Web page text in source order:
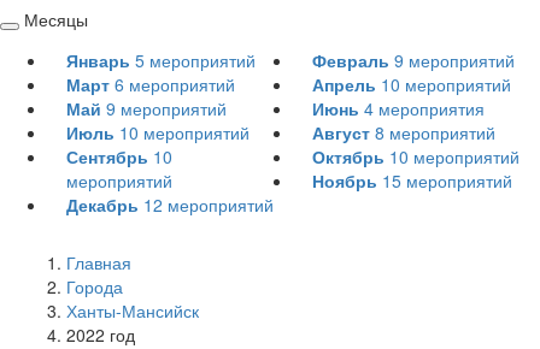
Свернуть
развернуть
Месяцы
Январь 5 мероприятий Февраль 9 мероприятий
Март 6 мероприятий Апрель 10 мероприятий
Май 9 мероприятий Июнь 4 мероприятия
Июль 10 мероприятий Август 8 мероприятий
Сентябрь 10
мероприятий
Октябрь 10 мероприятий
Ноябрь 15 мероприятий
Декабрь 12 мероприятий
Главная
Города
Ханты-Мансийск
2022 год